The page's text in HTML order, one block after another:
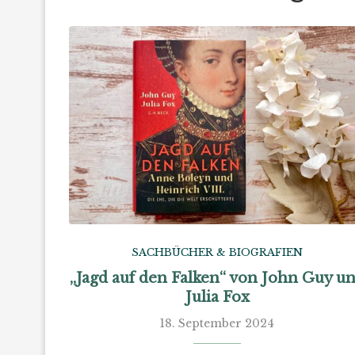
SACHBÜCHER & BIOGRAFIEN
„Jagd auf den Falken“ von John Guy
Julia Fox
18. September 2024